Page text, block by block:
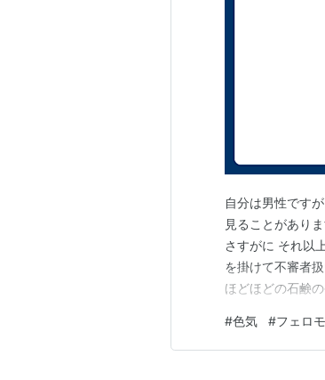
自分は男性です
見ることがあり
さすがに それ以
を掛けて不審者
ほどほどの石鹸
対する本能的な
のは、正確には
#色気 #フェロ